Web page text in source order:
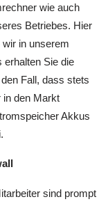
wie auch
Betriebes. Hier
wir in unserem
erhalten Sie die
Fall, dass stets
in den Markt
Akkus
sind prompt